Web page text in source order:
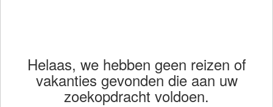
Helaas, we hebben geen reizen of
vakanties gevonden die aan uw
zoekopdracht voldoen.